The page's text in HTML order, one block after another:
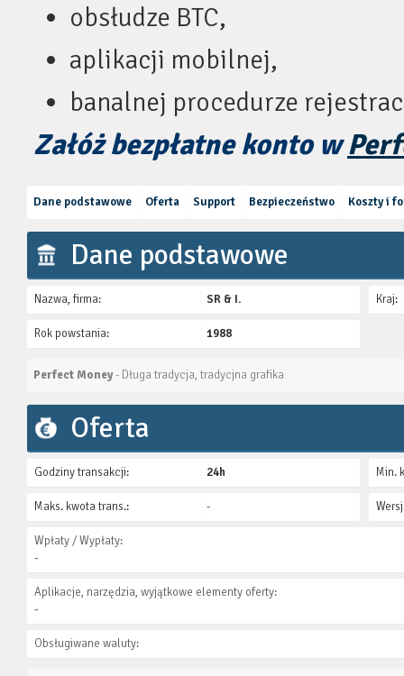
obsłudze BTC,
aplikacji mobilnej,
banalnej procedurze
Załóż bezpłatne konto w
Dane podstawowe Oferta Support Bezpieczeństwo Koszty i
Dane podstawowe
Nazwa, firma: SR & I. Kraj:
Rok powstania: 1988
Perfect Money- Długa tradycja, tradycjna grafika
Oferta
Godziny transakcji: 24h Min.
Maks. kwota trans.: -
Wpłaty / Wypłaty:
-
Aplikacje, narzędzia, wyjątkowe elementy oferty:
-
Obsługiwane waluty: